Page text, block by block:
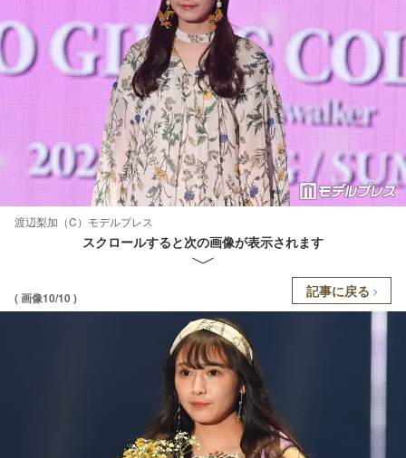
渡辺梨加（C）モデルプレス
スクロールすると次の画像が表示されます
( 画像10/10 ) 記事に戻る